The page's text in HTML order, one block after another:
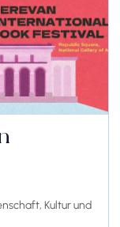
Kultur und